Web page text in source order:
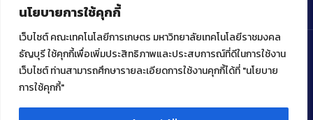
นโยบายการใช้คุกกี้
เว็บไซต์ คณะเทคโนโลยีการเกษตร มหาวิทยาลัยเทคโนโลยีราชมงคล
ธัญบุรี ใช้คุกกี้เพื่อเพิ่มประสิทธิภาพและประสบการณ์ที่ดีในการใช้งาน
เว็บไซต์ ท่านสามารถศึกษารายละเอียดการใช้งานคุกกี้ได้ที่ "นโยบาย
การใช้คุกกี้"
Copyright ⓒ 2022 คณะเทคโนโลยีการเกษตร มหาวิทยาลัย